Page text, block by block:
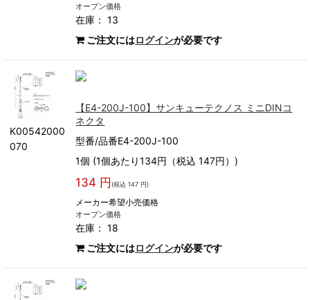
オープン価格
在庫： 13
ご注文にはログインが必要です
K00542000
070
【E4-200J-100】サンキューテクノス ミニDINコ
ネクタ
型番/品番E4-200J-100
1個 (1個あたり134円（税込 147円）)
134 円 (税込 147 円)
メーカー希望小売価格
オープン価格
在庫： 18
ご注文にはログインが必要です